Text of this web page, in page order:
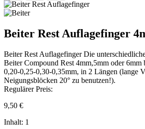
Beiter Rest Auflagefinger
Beiter Rest Auflagefinger Die
Beiter Compound Rest 4mm,5mm oder
0,20-0,25-0,30-0,35mm, in 2 Längen (lange
Neigungsblöcken 20° zu benutzen!).
Regulärer Preis:
9,50 €
Inhalt: 1